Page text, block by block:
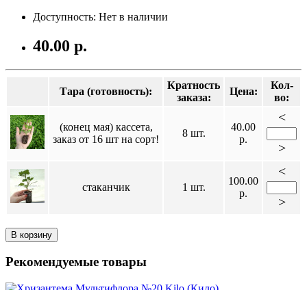
Доступность: Нет в наличии
40.00 р.
Тара (готовность):
Кратность
заказа:
Цена:
Кол-
во:
(конец мая) кассета,
заказ от 16 шт на сорт!
8 шт.
40.00
р.
<
>
стаканчик 1 шт.
100.00
р.
<
>
В корзину
Рекомендуемые товары